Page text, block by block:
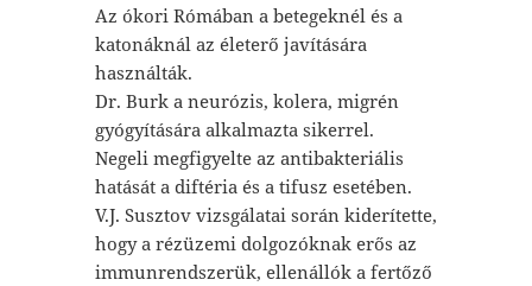
Az ókori Rómában a betegeknél és a
katonáknál az életerő javítására
használták.
Dr. Burk a neurózis, kolera, migrén
gyógyítására alkalmazta sikerrel.
Negeli megfigyelte az antibakteriális
hatását a diftéria és a tifusz esetében.
V.J. Susztov vizsgálatai során kiderítette,
hogy a rézüzemi dolgozóknak erős az
immunrendszerük, ellenállók a fertőző